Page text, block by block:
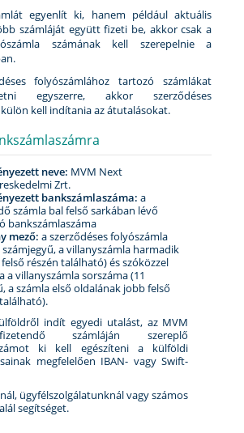
egyenlít ki, hanem például aktuális
számláját együtt fizeti be, akkor csak a
számának kell szerepelnie a
folyószámlához tartozó számlákat
egyszerre, akkor szerződéses
kell indítania az átutalásokat.
neve: MVM Next
Zrt.
bankszámlaszáma: a
számla bal felső sarkában lévő
bankszámlaszáma
mező: a szerződéses folyószámla
számjegyű, a villanyszámla harmadik
részén található) és szóközzel
a villanyszámla sorszáma (11
a számla első oldalának jobb felső
indít egyedi utalást, az MVM
számláján szereplő
ki kell egészíteni a külföldi
megfelelően IBAN- vagy Swift-
ügyfélszolgálatunknál vagy számos
segítséget.